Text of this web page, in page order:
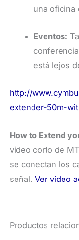
una oficina
Eventos:
está lejos
http://
extender-50m-
How to Extend
video corto de
se conectan los
señal. Ver video
Productos